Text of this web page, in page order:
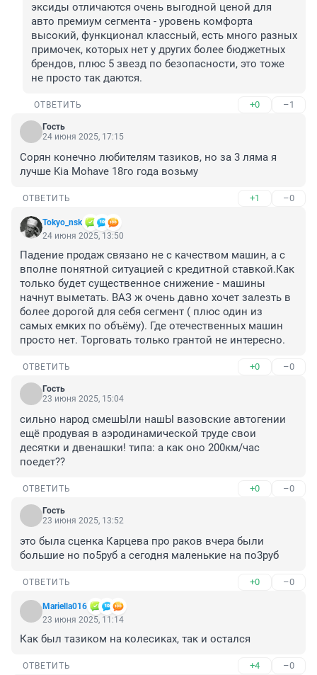
эксиды отличаются очень выгодной ценой для
авто премиум сегмента - уровень комфорта
высокий, функционал классный, есть много разных
примочек, которых нет у других более бюджетных
брендов, плюс 5 звезд по безопасности, это тоже
не просто так даются.
ОТВЕТИТЬ +0 –1
Гость
24 июня 2025, 17:15
Сорян конечно любителям тазиков, но за 3 ляма я
лучше Kia Mohave 18го года возьму
ОТВЕТИТЬ +1 –0
Tokyo_nsk
24 июня 2025, 13:50
Падение продаж связано не с качеством машин, а с
вполне понятной ситуацией с кредитной ставкой.Как
только будет существенное снижение - машины
начнут выметать. ВАЗ ж очень давно хочет залезть в
более дорогой для себя сегмент ( плюс один из
самых емких по объёму). Где отечественных машин
просто нет. Торговать только грантой не интересно.
ОТВЕТИТЬ +0 –0
Гость
23 июня 2025, 15:04
сильно народ смешЫли нашЫ вазовские автогении
ещё продувая в аэродинамической труде свои
десятки и двенашки! типа: а как оно 200км/час
поедет??
ОТВЕТИТЬ +0 –0
Гость
23 июня 2025, 13:52
это была сценка Карцева про раков вчера были
большие но по5руб а сегодня маленькие на по3руб
ОТВЕТИТЬ +0 –0
Mariella016
23 июня 2025, 11:14
Как был тазиком на колесиках, так и остался
ОТВЕТИТЬ +4 –0